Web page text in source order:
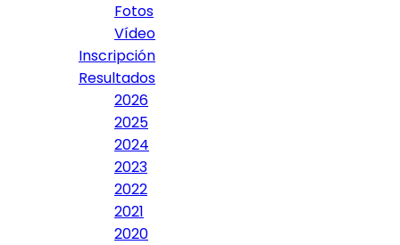
Fotos
Vídeo
Inscripción
Resultados
2026
2025
2024
2023
2022
2021
2020